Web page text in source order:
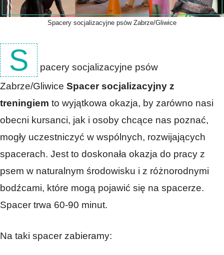
Spacery socjalizacyjne psów Zabrze/Gliwice
S
pacery socjalizacyjne psów
Zabrze/Gliwice Spacer socjalizacyjny z
treningiem to wyjątkowa okazja, by zarówno nasi
obecni kursanci, jak i osoby chcące nas poznać,
mogły uczestniczyć w wspólnych, rozwijających
spacerach. Jest to doskonała okazja do pracy z
psem w naturalnym środowisku i z różnorodnymi
bodźcami, które mogą pojawić się na spacerze.
Spacer trwa 60-90 minut.
Na taki spacer zabieramy: